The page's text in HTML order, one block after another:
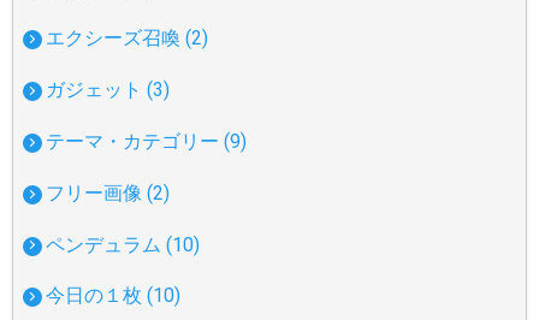
エクシーズ召喚 (2)
ガジェット (3)
テーマ・カテゴリー (9)
フリー画像 (2)
ペンデュラム (10)
今日の１枚 (10)